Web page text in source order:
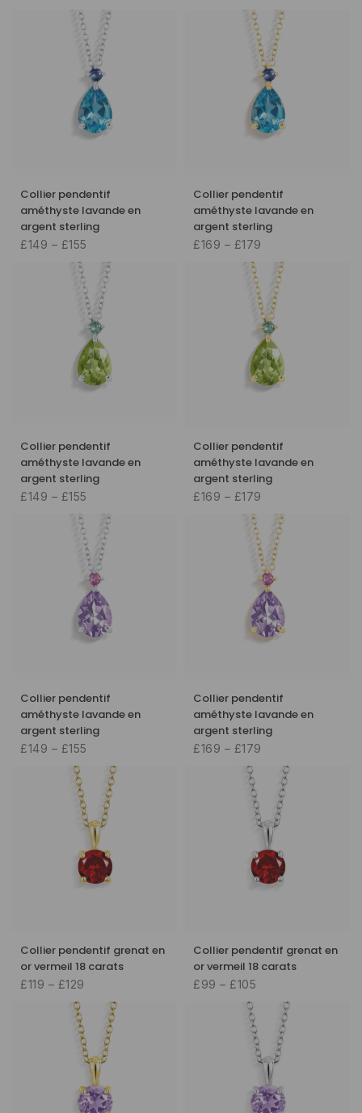
Collier pendentif
améthyste lavande en
argent sterling
£149 – £155
Collier pendentif
améthyste lavande en
argent sterling
£169 – £179
Collier pendentif
améthyste lavande en
argent sterling
£149 – £155
Collier pendentif
améthyste lavande en
argent sterling
£169 – £179
Collier pendentif
améthyste lavande en
argent sterling
£149 – £155
Collier pendentif
améthyste lavande en
argent sterling
£169 – £179
Collier pendentif grenat en
or vermeil 18 carats
£119 – £129
Collier pendentif grenat en
or vermeil 18 carats
£99 – £105